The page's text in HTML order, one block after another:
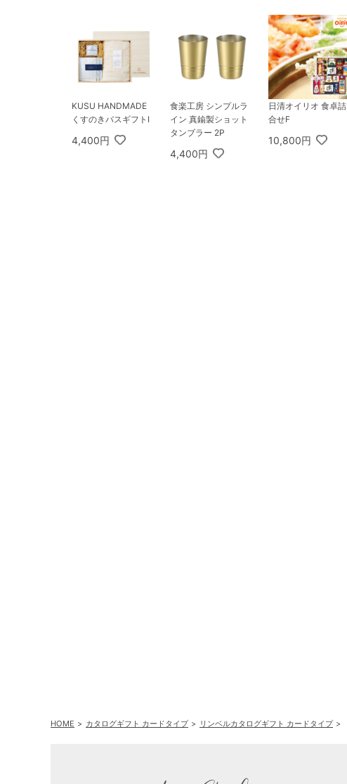
KUSU HANDMADE
くすのきバスギフトI
4,400円
食楽工房 シンプルラ
イン 真鍮製ショット
タンブラー 2P
4,400円
日清オイリオ 食卓詰
合せF
10,800円
HOME カタログギフト カードタイプ リンベルカタログギフト カードタイプ